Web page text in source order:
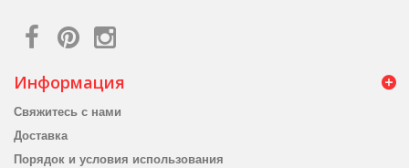
Информация
Свяжитесь с нами
Доставка
Порядок и условия использования